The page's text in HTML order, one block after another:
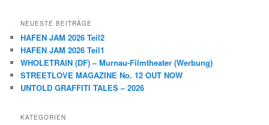
NEUESTE BEITRÄGE
HAFEN JAM 2026 Teil2
HAFEN JAM 2026 Teil1
WHOLETRAIN (DF) – Murnau-Filmtheater (Werbung)
STREETLOVE MAGAZINE No. 12 OUT NOW
UNTOLD GRAFFITI TALES – 2026
KATEGORIEN